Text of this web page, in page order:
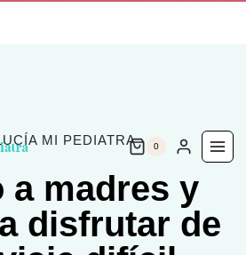
0
MI PEDIATRA
a madres y
disfrutar de